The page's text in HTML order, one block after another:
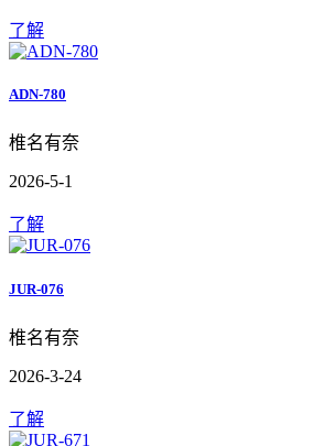
了解
ADN-780
椎名有奈
2026-5-1
了解
JUR-076
椎名有奈
2026-3-24
了解